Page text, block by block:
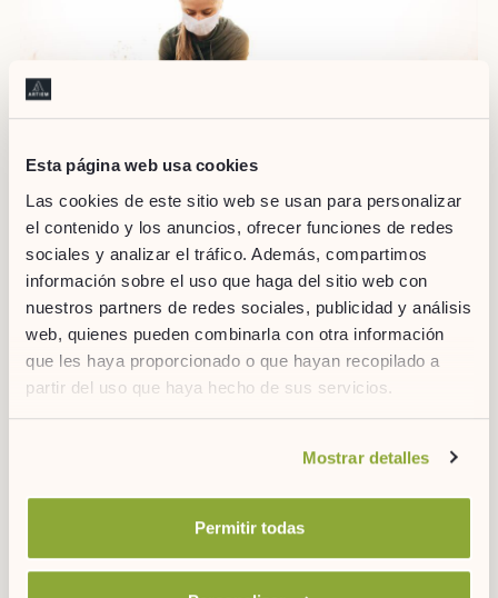
Esta página web usa cookies
Las cookies de este sitio web se usan para personalizar
el contenido y los anuncios, ofrecer funciones de redes
sociales y analizar el tráfico. Además, compartimos
información sobre el uso que haga del sitio web con
nuestros partners de redes sociales, publicidad y análisis
web, quienes pueden combinarla con otra información
que les haya proporcionado o que hayan recopilado a
partir del uso que haya hecho de sus servicios.
Mostrar detalles
Permitir todas
PRACTICAR DEPORTE CON MASCARILLA
Con la llegada del coronavirus,las mascarillas ya forman
parte de nuestro kit personal. Siempre nos surgen algunas
dudas, ¿tenemos que llevar mascarilla también para practicar
deporte? Cuando se trata de actividades de alta
intensidad,la Organización Mundial de la Salud no
recomienda su uso. Pero si vamos a realizar actividades
donde nos podamos cruzar con mucha gente o no podamos
usar la mascarilla. Ante cualquier duda, la Comunidad de
ENTRENAMIENTOS EN CASA